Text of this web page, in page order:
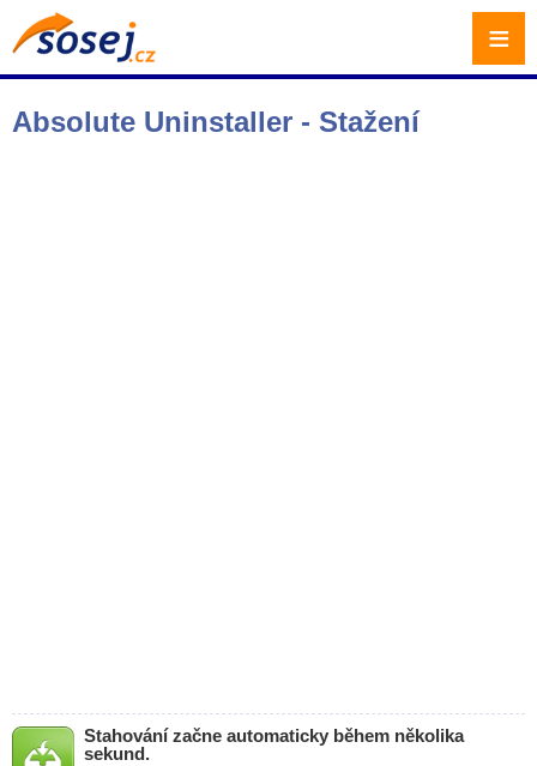
Absolute Uninstaller - Stažení
Stahování začne automaticky během několika
sekund.
≡